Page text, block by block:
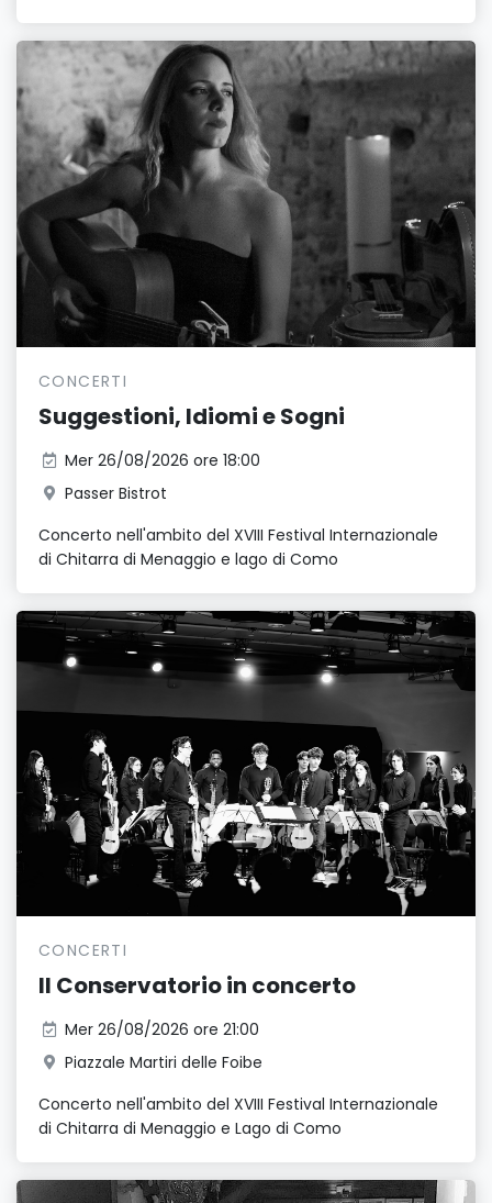
CONCERTI
Suggestioni, Idiomi e Sogni
Mer 26/08/2026 ore 18:00
Passer Bistrot
Concerto nell'ambito del XVIII Festival Internazionale
di Chitarra di Menaggio e lago di Como
CONCERTI
Il Conservatorio in concerto
Mer 26/08/2026 ore 21:00
Piazzale Martiri delle Foibe
Concerto nell'ambito del XVIII Festival Internazionale
di Chitarra di Menaggio e Lago di Como